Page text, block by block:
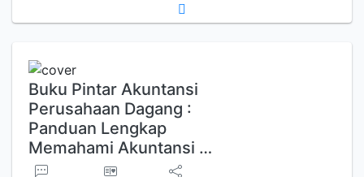
Buku Pintar Akuntansi
Perusahaan Dagang :
Panduan Lengkap
Memahami Akuntansi …